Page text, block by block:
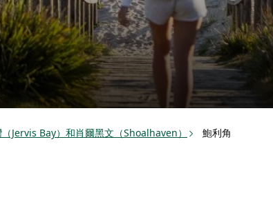
Jervis Bay）和肖爾黑文（Shoalhaven） 鮑利角